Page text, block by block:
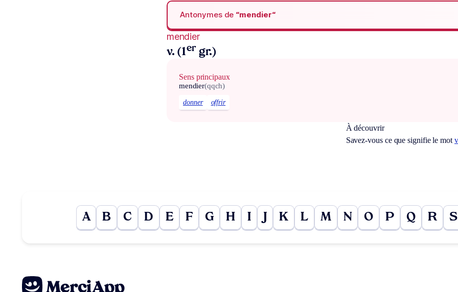
Antonymes de “mendier“
mendier
v. (1er gr.)
Sens principaux
mendier(qqch)
donner offrir
À découvrir
Savez-vous ce que signifie le mot
A B C D E F G H I K L M N O P Q R S